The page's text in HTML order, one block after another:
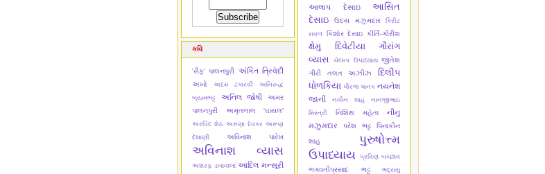
કવિ
'સૈફ' પાલનપુરી અંકિત ત્રિવેદી
અખો અદમ ટંકારવી
અનિરુદ્ધ
બ્રહ્મભટ્ટ
અનિલ જોષી
અમર
પાલનપુરી
અમૃતલાલ 'ઘાયલ'
અરવિંદ શેઠ અરુણા દેવકર અરૂણ
દેશાણી
અવિનાશ પારેખ
અવિનાશ વ્યાસ
અશરફ ડબાવાલા આદિલ મન્સૂરી
આલાપ દેસાઇ
આસિત
દેસાઇ
ઉદય મઝુમદાર
કિરીટ
રાવળ કિશોર દેસાઇ કીર્તિ-ગીરીશ
ક્ષેમુ દિવેટીયા
ગૌરાંગ
વ્યાસ
ચેલના ઉપાધ્યાય જીતેશ
ગીરી
તલત અઝીઝ
દિલીપ
ધોળકિયા ધીરજ ધાનક નયનેશ
જાની
નવીન શાહ
નાનજીભાઇ
મિસ્ત્રી
નિશિથ મહેતા
નીનુ
મઝુમદાર
પરેશ ભટ્ટ
પિનાકીન
શાહ
પુરુષોત્ત્મ
ઉપાધ્યાય
પ્રવિણ બચ્છાવ
ભગવતીપ્રસાદ ભટ્ટ
ભદ્રાયુ